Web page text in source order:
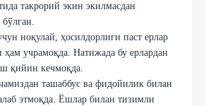
такрорий экин экилмасдан
ноқулай, ҳосилдорлиги паст ерлар
ҳам учрамоқда. Натижада бу ерлардан
қийин кечмоқда.
ташаббус ва фидойилик билан
этмоқда. Ёшлар билан тизимли